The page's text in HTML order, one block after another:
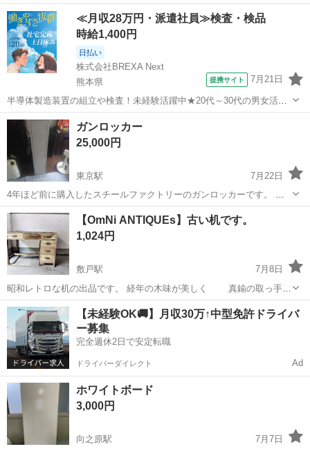
ります
大分 別府市 別府大学駅 オフィス用家具
≪月収28万円・派遣社員≫検査・検品
時給1,400円
日払い
株式会社BREXA Next
熊本県
提携サイト 7月21日
半導体製造装置の組立や検査！未経験活躍中★20代～30代の男女活躍
中★ワンルーム寮完備！赴任旅費会社負担！マイカー通勤OK！無料駐
車場あり！正社員登用あり！《熊本県菊池郡大津町》 人気の工場のお
仕事 ◇半導体製造装置の組立...
熊本 その他
ガンロッカー
25,000円
東京駅
7月22日
4年ほど前に購入したスチールファクトリーのガンロッカーです。 当
方、新しくガンロッカーを新調した為、今まで使っていたロッカーを
出品します 定価 37000円 【サイズ】添付写真に記載 スチールファク
トリーのRG 1型です...
大分 宇佐市 オフィス用家具 ガンロッカー
【OmNi ANTIQUEs】古い机です。
1,024円
敷戸駅
7月8日
昭和レトロな机の出品です。 経年の木味が美しく 真鍮の取っ手が
雰囲気出てます。 状態があまり良くありません。 引き出しがちゃんと
閉まらなかったり 工場で使われていたため 天板にボンド跡があったり
修...
大分 大分市 敷戸駅 オフィス用家具 取っ手
【未経験OK🚚】月収30万↑中型免許ドライバ
ー募集
完全週休2日で安定転職
ドライバーダイレクト Ad
ホワイトボード
3,000円
向之原駅
7月7日